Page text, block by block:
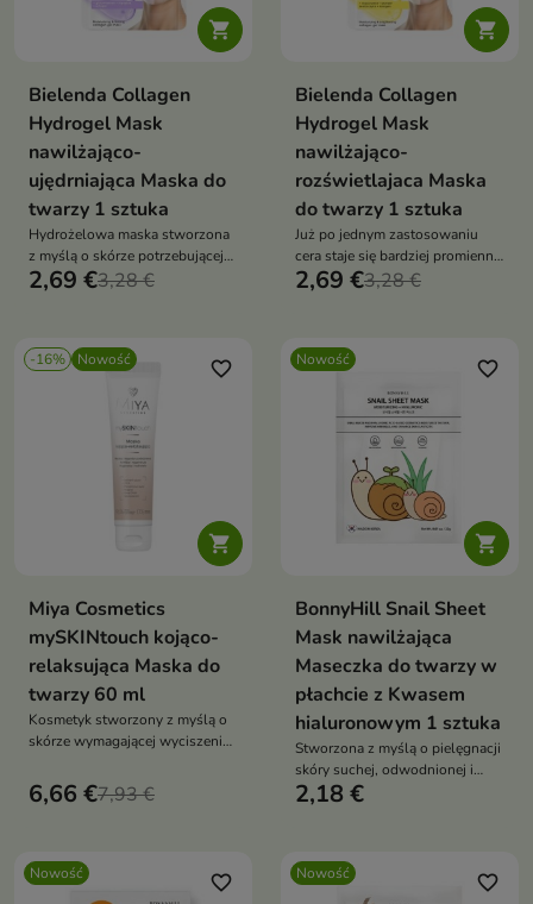

Bielenda Collagen
Hydrogel Mask
nawilżająco-
ujędrniająca Maska do
twarzy 1 sztuka
Hydrożelowa maska stworzona
z myślą o skórze potrzebującej
intensywnego nawilżenia oraz
2,69 €3,28 €

Bielenda Collagen
Hydrogel Mask
nawilżająco-
rozświetlajaca Maska
do twarzy 1 sztuka
Już po jednym zastosowaniu
cera staje się bardziej promienna,
gładka i pełna świeżości.
2,69 €3,28 €
-16% Nowość

favorite_border
Miya Cosmetics
mySKINtouch kojąco-
relaksująca Maska do
twarzy 60 ml
Kosmetyk stworzony z myślą o
skórze wymagającej wyciszenia,
nawilżenia.
6,66 €7,93 €
Nowość

favorite_border
BonnyHill Snail Sheet
Mask nawilżająca
Maseczka do twarzy w
płachcie z Kwasem
hialuronowym 1 sztuka
Stworzona z myślą o pielęgnacji
skóry suchej, odwodnionej i
wymagającej regeneracji
2,18 €
Nowość favorite_border Nowość favorite_border